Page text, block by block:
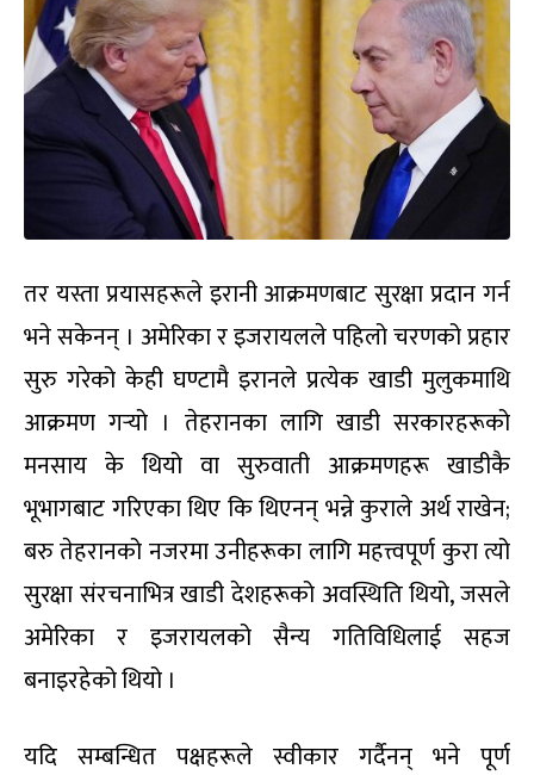
तर यस्ता प्रयासहरूले इरानी आक्रमणबाट सुरक्षा प्रदान गर्न
भने सकेनन् । अमेरिका र इजरायलले पहिलो चरणको प्रहार
सुरु गरेको केही घण्टामै इरानले प्रत्येक खाडी मुलुकमाथि
आक्रमण गर्‍यो । तेहरानका लागि खाडी सरकारहरूको
मनसाय के थियो वा सुरुवाती आक्रमणहरू खाडीकै
भूभागबाट गरिएका थिए कि थिएनन् भन्ने कुराले अर्थ राखेन;
बरु तेहरानको नजरमा उनीहरूका लागि महत्त्वपूर्ण कुरा त्यो
सुरक्षा संरचनाभित्र खाडी देशहरूको अवस्थिति थियो, जसले
अमेरिका र इजरायलको सैन्य गतिविधिलाई सहज
बनाइरहेको थियो ।
यदि सम्बन्धित पक्षहरूले स्वीकार गर्दैनन् भने पूर्ण